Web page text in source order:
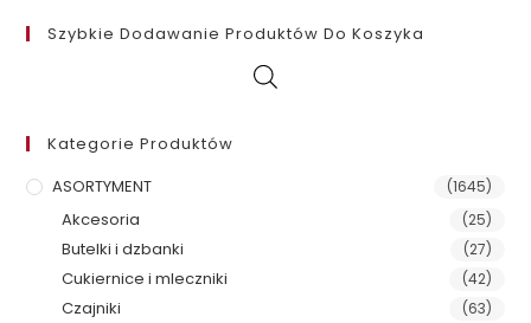
Szybkie Dodawanie Produktów Do Koszyka
Kategorie Produktów
ASORTYMENT
(1645)
Akcesoria (25)
Butelki i dzbanki (27)
Cukiernice i mleczniki (42)
Czajniki (63)